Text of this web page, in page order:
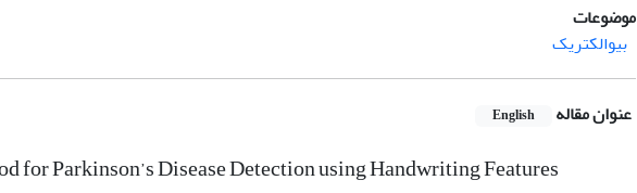
موضوعات
بیوالکتریک
عنوان مقاله English
for Parkinson’s Disease Detection using Handwriting Features